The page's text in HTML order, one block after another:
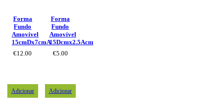
Forma
Fundo
Amovível
15cmDx7cmA
€12.00
Forma
Fundo
Amovível
15Dcmx2.5Acm
€5.00
Adicionar Adicionar